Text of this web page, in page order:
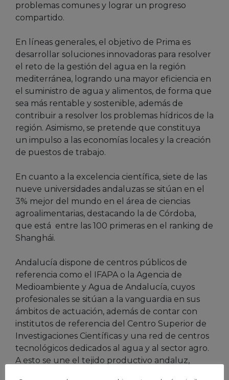
problemas comunes y lograr un progreso
compartido.
En líneas generales, el objetivo de Prima es
desarrollar soluciones innovadoras para resolver
el reto de la gestión del agua en la región
mediterránea, logrando una mayor eficiencia en
el suministro de agua y alimentos, de forma que
sea más rentable y sostenible, además de
contribuir a resolver los problemas hídricos de la
región. Asimismo, se pretende que constituya
un impulso a las economías locales y la creación
de puestos de trabajo.
En cuanto a la excelencia científica, siete de las
nueve universidades andaluzas se sitúan en el
3% mejor del mundo en el área de ciencias
agroalimentarias, destacando la de Córdoba,
que está entre las 100 primeras en el ranking de
Shanghái.
Andalucía dispone de centros públicos de
referencia como el IFAPA o la Agencia de
Medioambiente y Agua de Andalucía, cuyos
profesionales se sitúan a la vanguardia en sus
ámbitos de actuación, además de contar con
institutos de referencia del Centro Superior de
Investigaciones Científicas y una red de centros
tecnológicos dedicados al agua y al sector agro.
A esto se une el tejido productivo andaluz,